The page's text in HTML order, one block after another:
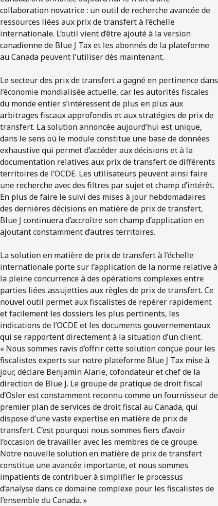
collaboration novatrice : un outil de recherche avancée de
ressources liées aux prix de transfert à l’échelle
internationale. L’outil vient d’être ajouté à la version
canadienne de Blue J Tax et les abonnés de la plateforme
au Canada peuvent l’utiliser dès maintenant.
Le secteur des prix de transfert a gagné en pertinence dans
l’économie mondialisée actuelle, car les autorités fiscales
du monde entier s’intéressent de plus en plus aux
arbitrages fiscaux approfondis et aux stratégies de prix de
transfert. La solution annoncée aujourd’hui est unique,
dans le sens où le module constitue une base de données
exhaustive qui permet d’accéder aux décisions et à la
documentation relatives aux prix de transfert de différents
territoires de l’OCDE. Les utilisateurs peuvent ainsi faire
une recherche avec des filtres par sujet et champ d’intérêt.
En plus de faire le suivi des mises à jour hebdomadaires
des dernières décisions en matière de prix de transfert,
Blue J continuera d’accroître son champ d’application en
ajoutant constamment d’autres territoires.
La solution en matière de prix de transfert à l’échelle
internationale porte sur l’application de la norme relative à
la pleine concurrence à des opérations complexes entre
parties liées assujetties aux règles de prix de transfert. Ce
nouvel outil permet aux fiscalistes de repérer rapidement
et facilement les dossiers les plus pertinents, les
indications de l’OCDE et les documents gouvernementaux
qui se rapportent directement à la situation d’un client.
« Nous sommes ravis d’offrir cette solution conçue pour les
fiscalistes experts sur notre plateforme Blue J Tax mise à
jour, déclare Benjamin Alarie, cofondateur et chef de la
direction de Blue J. Le groupe de pratique de droit fiscal
d’Osler est constamment reconnu comme un fournisseur de
premier plan de services de droit fiscal au Canada, qui
dispose d’une vaste expertise en matière de prix de
transfert. C’est pourquoi nous sommes fiers d’avoir
l’occasion de travailler avec les membres de ce groupe.
Notre nouvelle solution en matière de prix de transfert
constitue une avancée importante, et nous sommes
impatients de contribuer à simplifier le processus
d’analyse dans ce domaine complexe pour les fiscalistes de
l’ensemble du Canada. »